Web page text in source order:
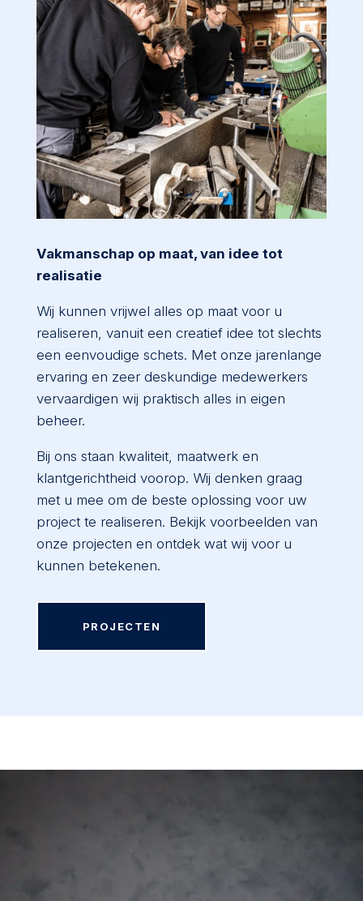
Vakmanschap op maat, van idee tot
realisatie
Wij kunnen vrijwel alles op maat voor u
realiseren, vanuit een creatief idee tot slechts
een eenvoudige schets. Met onze jarenlange
ervaring en zeer deskundige medewerkers
vervaardigen wij praktisch alles in eigen
beheer.
Bij ons staan kwaliteit, maatwerk en
klantgerichtheid voorop. Wij denken graag
met u mee om de beste oplossing voor uw
project te realiseren. Bekijk voorbeelden van
onze projecten en ontdek wat wij voor u
kunnen betekenen.
PROJECTEN